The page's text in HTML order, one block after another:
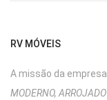
RV MÓVEIS
A missão da
MODERNO,